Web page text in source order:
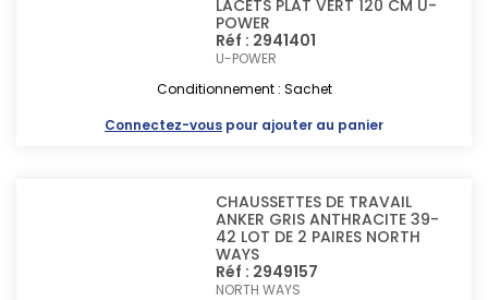
LACETS PLAT VERT 120 CM U-
POWER
Réf : 2941401
U-POWER
Conditionnement : Sachet
Connectez-vous pour ajouter au panier
CHAUSSETTES DE TRAVAIL
ANKER GRIS ANTHRACITE 39-
42 LOT DE 2 PAIRES NORTH
WAYS
Réf : 2949157
NORTH WAYS